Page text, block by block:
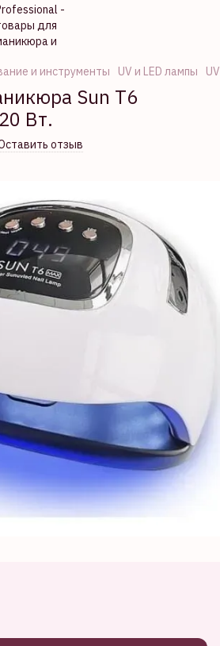
и инструменты UV и LED лампы
Sun T6
Вт.
отзыв